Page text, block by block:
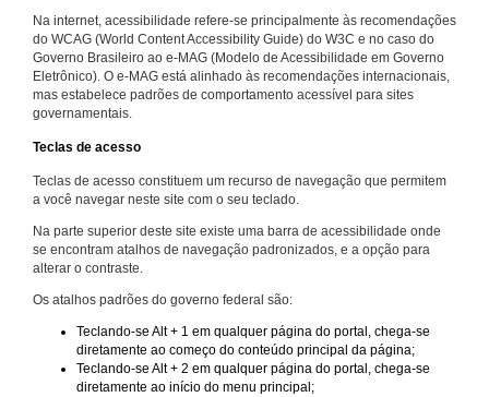
Na internet, acessibilidade refere-se principalmente às recomendações
do WCAG (World Content Accessibility Guide) do W3C e no caso do
Governo Brasileiro ao e-MAG (Modelo de Acessibilidade em Governo
Eletrônico). O e-MAG está alinhado às recomendações internacionais,
mas estabelece padrões de comportamento acessível para sites
governamentais.
Teclas de acesso
Teclas de acesso constituem um recurso de navegação que permitem
a você navegar neste site com o seu teclado.
Na parte superior deste site existe uma barra de acessibilidade onde
se encontram atalhos de navegação padronizados, e a opção para
alterar o contraste.
Os atalhos padrões do governo federal são:
Teclando-se Alt + 1 em qualquer página do portal, chega-se
diretamente ao começo do conteúdo principal da página;
Teclando-se Alt + 2 em qualquer página do portal, chega-se
diretamente ao início do menu principal;